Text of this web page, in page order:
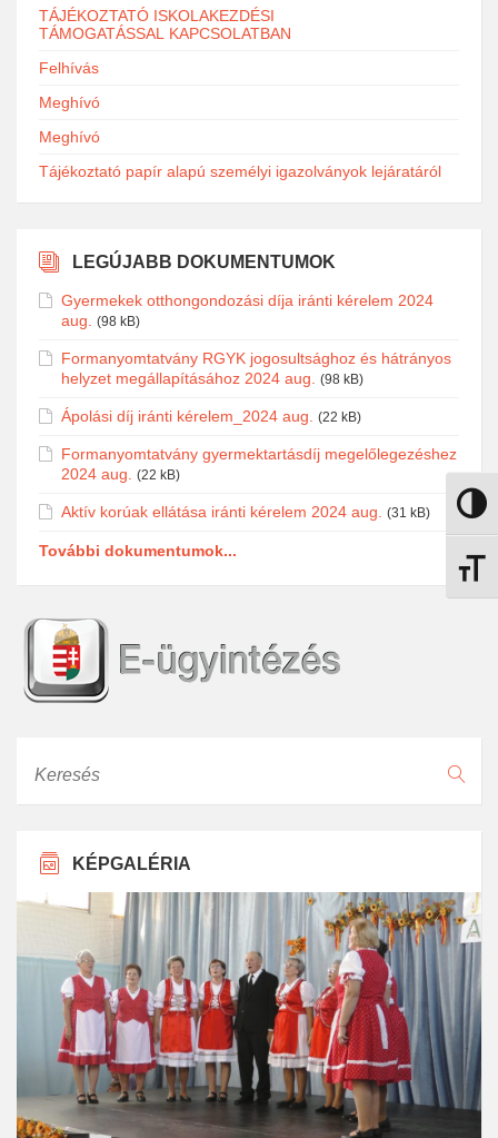
Nagy
TÁJÉKOZTATÓ ISKOLAKEZDÉSI
TÁMOGATÁSSAL KAPCSOLATBAN
Felhívás
Meghívó
Meghívó
Tájékoztató papír alapú személyi igazolványok lejáratáról
LEGÚJABB DOKUMENTUMOK
Gyermekek otthongondozási díja iránti kérelem 2024
aug.
(98 kB)
Formanyomtatvány RGYK jogosultsághoz és hátrányos
helyzet megállapításához 2024 aug.
(98 kB)
Ápolási díj iránti kérelem_2024 aug. (22 kB)
Formanyomtatvány gyermektartásdíj megelőlegezéshez
2024 aug.
(22 kB)
Aktív korúak ellátása iránti kérelem 2024 aug. (31 kB)
További dokumentumok...
KÉPGALÉRIA